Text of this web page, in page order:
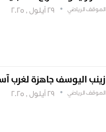
الموقف الرياضي 29 أيلول , 2025
زينب اليوسف جاهزة لغرب
الموقف الرياضي 29 أيلول , 2025